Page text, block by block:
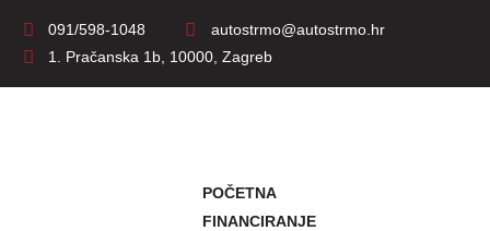
091/598-1048
autostrmo@autostrmo.hr
1. Pračanska 1b, 10000, Zagreb
POČETNA
FINANCIRANJE